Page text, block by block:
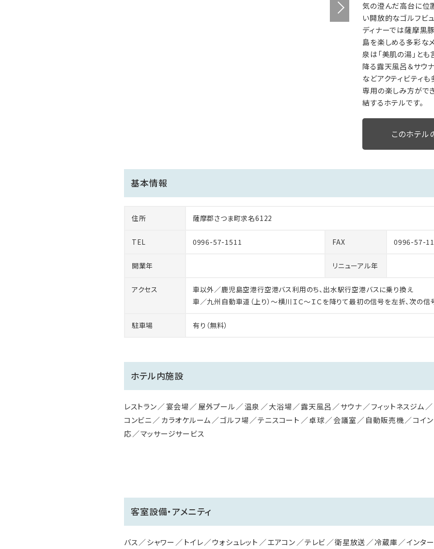
気の澄んだ高台に位
い開放的なゴルフビ
ディナーでは薩摩黒
島を楽しめる多彩な
泉は「美肌の湯」と
降る露天風呂＆サウ
などアクティビティ
専用の楽しみ方がで
結するホテルです。
このホテル
基本情報
住所 薩摩郡さつま町求名6122
TEL 0996-57-1511 FAX 0996-57-
開業年 リニューアル年
アクセス
車以外／鹿児島空港行空港バス利用のち、出水駅行空港バスに乗り換え
車／九州自動車道（上り）～横川ＩＣ～ＩＣを降りて最初の信号を左折、次の
駐車場 有り（無料）
ホテル内施設
レストラン 宴会場 屋外プール 温泉 大浴場 露天風呂 サウナ フィットネスジム
コンビニ
カラオケルーム ゴルフ場 テニスコート 卓球 会議室 自動販売機 コイ
応
マッサージサービス
客室設備・アメニティ
バス シャワー トイレ ウォシュレット エアコン テレビ 衛星放送 冷蔵庫 インタ